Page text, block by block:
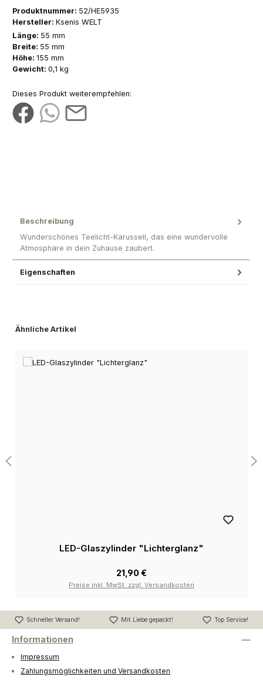
Produktnummer: 52/HE5935
Hersteller: Ksenis WELT
Länge: 55 mm
Breite: 55 mm
Höhe: 155 mm
Gewicht: 0,1 kg
Dieses Produkt weiterempfehlen:
Beschreibung
Wunderschönes Teelicht-Karussell, das eine wundervolle
Atmosphäre in dein Zuhause zaubert.
Eigenschaften
Produktgalerie überspringen
Ähnliche Artikel
LED-Glaszylinder "Lichterglanz"
21,90 €
Preise inkl. MwSt. zzgl. Versandkosten
Schneller Versand! Mit Liebe gepackt! Top Service!
Informationen
Impressum
Zahlungsmöglichkeiten und Versandkosten